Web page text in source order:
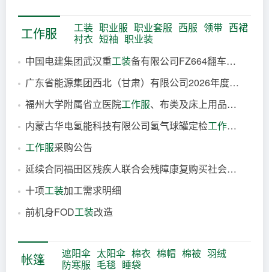
30分钟前
工作服 工装 职业服 职业套服 西服 领带 西裙
衬衣 短袖 职业装
中国电建集团武汉重工装备有限公司FZ664翻车机防爆电机采购项目成交结果公示
刚刚
广东省能源集团西北（甘肃）有限公司2026年度职工
1分钟前
福州大学附属省立医院工作服、布类及床上用品采购项目市场调研
10分钟前
内蒙古华电氢能科技有限公司氢气球罐定检工作服
工作服采购公告
11分钟前
延续合同福田区残疾人联合会残障康复购买社会
工作服
十项工装加工需求明细
前机身FOD工装改造
27分钟前
帐篷 遮阳伞 太阳伞 棉衣 棉帽 棉被 羽绒
防寒服 毛毯 睡袋